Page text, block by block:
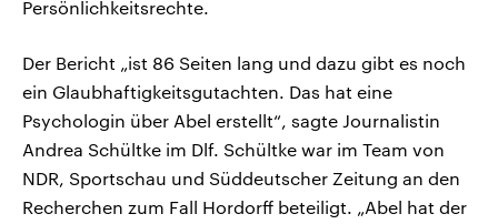
Persönlichkeitsrechte.
Der Bericht „ist 86 Seiten lang und dazu gibt es noch
ein Glaubhaftigkeitsgutachten. Das hat eine
Psychologin über Abel erstellt“, sagte Journalistin
Andrea Schültke im Dlf. Schültke war im Team von
NDR, Sportschau und Süddeutscher Zeitung an den
Recherchen zum Fall Hordorff beteiligt. „Abel hat der